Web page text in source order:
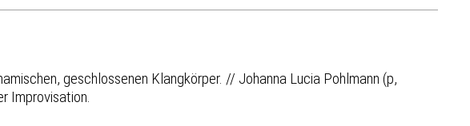
geschlossenen Klangkörper. // Johanna Lucia Pohlmann (p,
Improvisation.